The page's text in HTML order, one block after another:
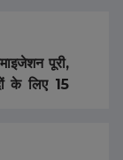
पूरी,
के लिए 15